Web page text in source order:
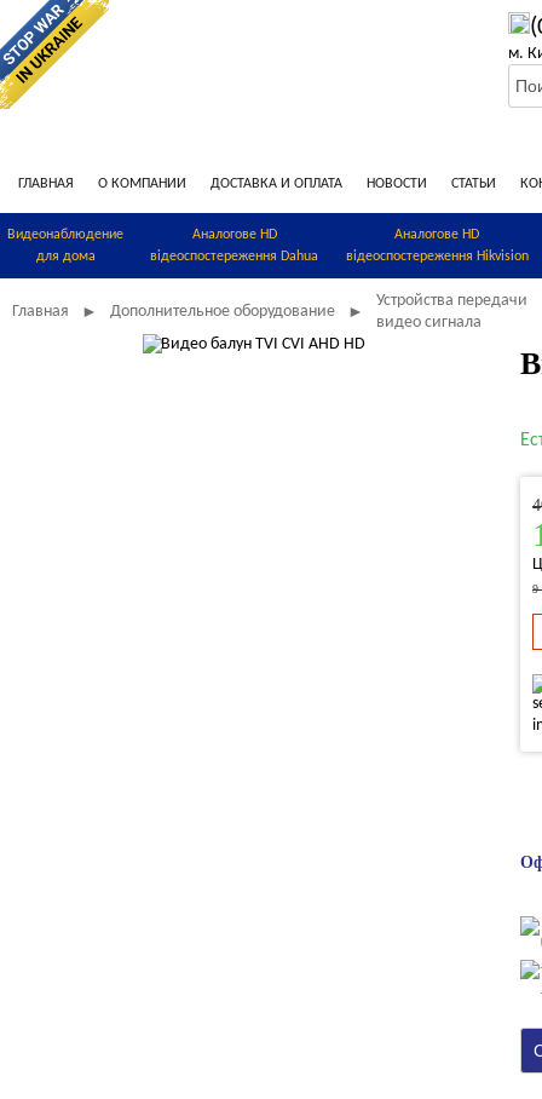
м.
ГЛАВНАЯ О КОМПАНИИ ДОСТАВКА И ОПЛАТА НОВОСТИ СТАТЬИ
Видеонаблюдение
для дома
Аналогове HD
відеоспостереження Dahua
Аналогове HD
відеоспостереження Hikvision
Главная ► Дополнительное оборудование ►
Устройства передачи
видео сигнала
9